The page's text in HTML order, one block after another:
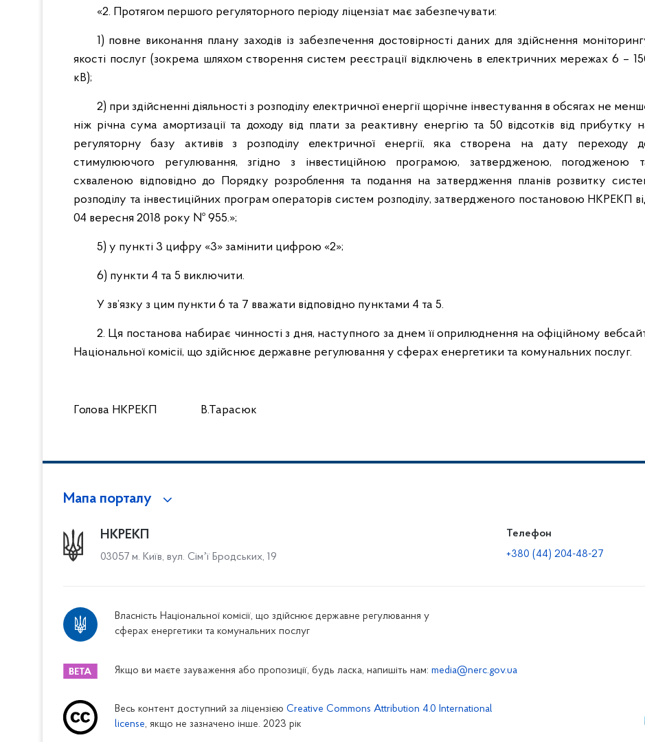
«2. Протягом першого регуляторного періоду ліцензіат має забезпечувати:
1) повне виконання плану заходів із забезпечення достовірності даних для здійснення
якості послуг (зокрема шляхом створення систем реєстрації відключень в електричних мережах 6 –
кВ);
2) при здійсненні діяльності з розподілу електричної енергії щорічне інвестування в обсягах не
ніж річна сума амортизації та доходу від плати за реактивну енергію та 50 відсотків від прибутку
регуляторну базу активів з розподілу електричної енергії, яка створена на дату переходу
стимулюючого регулювання, згідно з інвестиційною програмою, затвердженою, погодженою
схваленою відповідно до Порядку розроблення та подання на затвердження планів розвитку
розподілу та інвестиційних програм операторів систем розподілу, затвердженого постановою НКРЕКП
04 вересня 2018 року № 955.»;
5) у пункті 3 цифру «3» замінити цифрою «2»;
6) пункти 4 та 5 виключити.
У зв’язку з цим пункти 6 та 7 вважати відповідно пунктами 4 та 5.
2. Ця постанова набирає чинності з дня, наступного за днем її оприлюднення на офіційному
Національної комісії, що здійснює державне регулювання у сферах енергетики та комунальних послуг.
Голова НКРЕКП В.Тарасюк
Мапа порталу
НКРЕКП
03057 м. Київ, вул. Сімʼї Бродських, 19
Телефон
+380 (44) 204-48-27
Власність Національної комісії, що здійснює державне регулювання у
сферах енергетики та комунальних послуг
Якщо ви маєте зауваження або пропозиції, будь ласка, напишіть нам: media@nerc.gov.ua
Весь контент доступний за ліцензією Creative Commons Attribution 4.0 International
license, якщо не зазначено інше. 2023 рік